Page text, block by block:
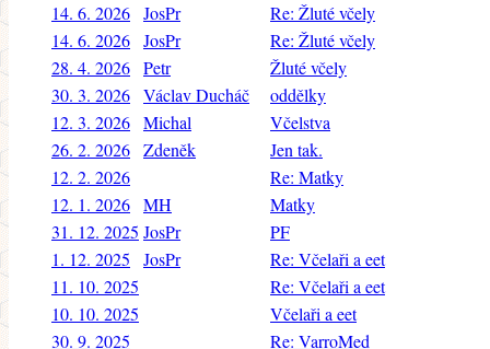
14. 6. 2026 JosPr
Re: Žluté včely
14. 6. 2026 JosPr
Re: Žluté včely
28. 4. 2026 Petr
Žluté včely
30. 3. 2026 Václav Ducháč
oddělky
12. 3. 2026 Michal
Včelstva
26. 2. 2026 Zdeněk
Jen tak.
12. 2. 2026
Re: Matky
12. 1. 2026 MH
Matky
31. 12. 2025 JosPr
PF
1. 12. 2025
JosPr
Re: Včelaři a eet
11. 10. 2025
Re: Včelaři a eet
10. 10. 2025
Včelaři a eet
30. 9. 2025
Re: VarroMed